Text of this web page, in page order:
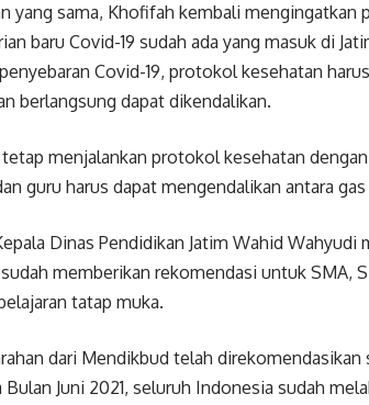
yang sama, Khofifah kembali mengingatkan
baru Covid-19 sudah ada yang masuk di
Covid-19, protokol kesehatan
berlangsung dapat dikendalikan.
menjalankan protokol kesehatan
guru harus dapat mengendalikan antara
Dinas Pendidikan Jatim Wahid Wahyudi
memberikan rekomendasi untuk SMA,
tatap muka.
dari Mendikbud telah direkomendasikan
Bulan Juni 2021, seluruh Indonesia sudah